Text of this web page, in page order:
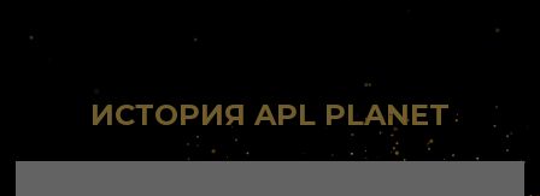
ИСТОРИЯ APL PLANET